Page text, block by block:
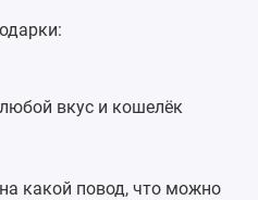
вкус и кошелёк
какой повод, что можно